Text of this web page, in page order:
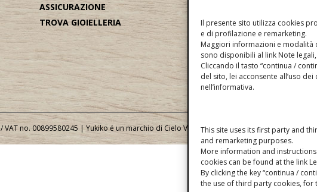
Il presente sito utilizza cookies
e di profilazione e remarketing.
Maggiori informazioni e modalità
sono disponibili al link Note legali,
Cliccando il tasto “continua /
del sito, lei acconsente all’uso
nell’informativa.
This site uses its first party and
and remarketing purposes.
More information and
cookies can be found at the link
By clicking the key “continua /
the use of third party cookies, for
ASSICURAZIONE
TROVA GIOIELLERIA
politica sui
GPSR
/ VAT no. 00899580245 | Yukiko é un marchio di Cielo Venezia 1270.Scopri la storia.